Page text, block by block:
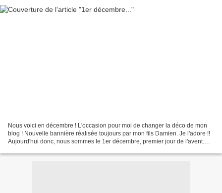
Nous voici en décembre ! L'occasion pour moi de changer la déco de mon
blog ! Nouvelle bannière réalisée toujours par mon fils Damien. Je l'adore !!
Aujourd'hui donc, nous sommes le 1er décembre, premier jour de l'avent.